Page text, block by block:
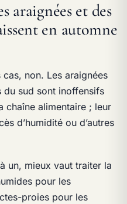
araignées et des
en automne
cas, non. Les araignées
sud sont inoffensifs
chaîne alimentaire ; leur
d’humidité ou d’autres
un, mieux vaut traiter la
pour les
proies pour les